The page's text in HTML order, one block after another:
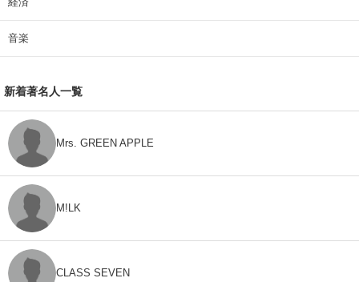
音楽
新着著名人一覧
Mrs. GREEN APPLE
M!LK
CLASS SEVEN